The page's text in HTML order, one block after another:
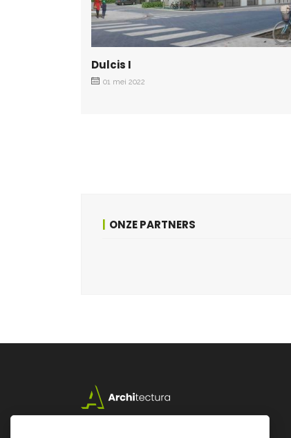
Dulcis I
01 mei 2022
ONZE PARTNERS